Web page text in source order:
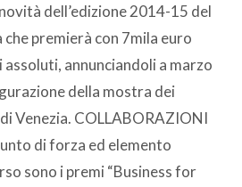
dell’edizione 2014-15 del
premierà con 7mila euro
annunciandoli a marzo
della mostra dei
Venezia. COLLABORAZIONI
di forza ed elemento
sono i premi “Business for